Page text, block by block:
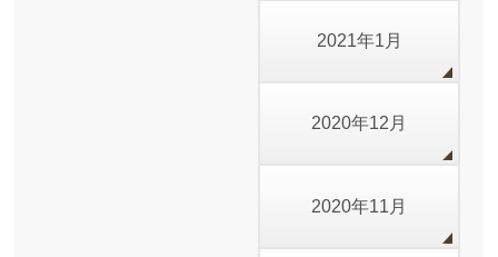
2021年1月
2020年12月
2020年11月